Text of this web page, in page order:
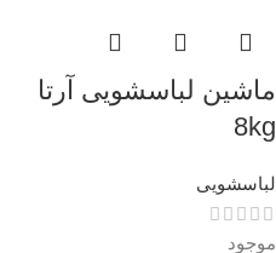
ماشین لباسشویی آرتا
8kg
لباسشویی
موجود